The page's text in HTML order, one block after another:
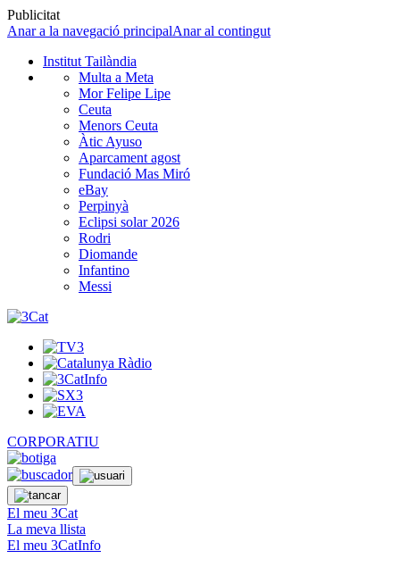
Publicitat
Anar a la navegació principalAnar al contingut
Institut Tailàndia
Multa a Meta
Mor Felipe Lipe
Ceuta
Menors Ceuta
Àtic Ayuso
Aparcament agost
Fundació Mas Miró
eBay
Perpinyà
Eclipsi solar 2026
Rodri
Diomande
Infantino
Messi
CORPORATIU
El meu 3Cat
La meva llista
El meu 3CatInfo